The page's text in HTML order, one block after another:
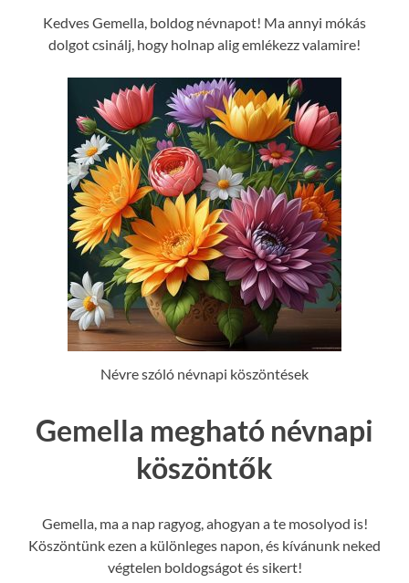
Kedves Gemella, boldog névnapot! Ma annyi mókás
dolgot csinálj, hogy holnap alig emlékezz valamire!
Névre szóló névnapi köszöntések
Gemella megható névnapi
köszöntők
Gemella, ma a nap ragyog, ahogyan a te mosolyod is!
Köszöntünk ezen a különleges napon, és kívánunk neked
végtelen boldogságot és sikert!